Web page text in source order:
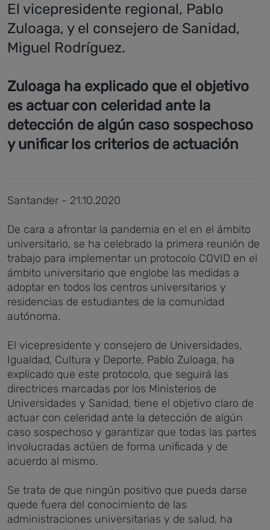
El vicepresidente regional, Pablo
Zuloaga, y el consejero de Sanidad,
Miguel Rodríguez.
Zuloaga ha explicado que el objetivo
es actuar con celeridad ante la
detección de algún caso sospechoso
y unificar los criterios de actuación
Santander - 21.10.2020
De cara a afrontar la pandemia en el en el ámbito
universitario, se ha celebrado la primera reunión de
trabajo para implementar un protocolo COVID en el
ámbito universitario que englobe las medidas a
adoptar en todos los centros universitarios y
residencias de estudiantes de la comunidad
autónoma.
El vicepresidente y consejero de Universidades,
Igualdad, Cultura y Deporte, Pablo Zuloaga, ha
explicado que este protocolo, que seguirá las
directrices marcadas por los Ministerios de
Universidades y Sanidad, tiene el objetivo claro de
actuar con celeridad ante la detección de algún
caso sospechoso y garantizar que todas las partes
involucradas actúen de forma unificada y de
acuerdo al mismo.
Se trata de que ningún positivo que pueda darse
quede fuera del conocimiento de las
administraciones universitarias y de salud, ha